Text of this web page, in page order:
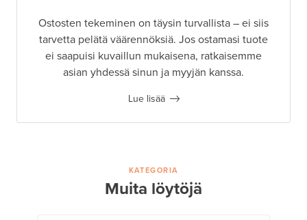
Ostosten tekeminen on täysin turvallista – ei siis
tarvetta pelätä väärennöksiä. Jos ostamasi tuote
ei saapuisi kuvaillun mukaisena, ratkaisemme
asian yhdessä sinun ja myyjän kanssa.
Lue lisää
KATEGORIA
Muita löytöjä